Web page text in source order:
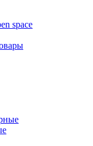
space